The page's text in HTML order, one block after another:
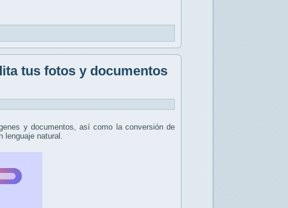
tus fotos y documentos
y documentos, así como la conversión de
natural.